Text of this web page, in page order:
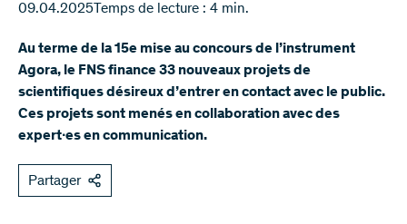
09.04.2025 Temps de lecture : 4 min.
Au terme de la 15e mise au concours de l’instrument
Agora, le FNS finance 33 nouveaux projets de
scientifiques désireux d’entrer en contact avec le public.
Ces projets sont menés en collaboration avec des
expert∙es en communication.
Partager